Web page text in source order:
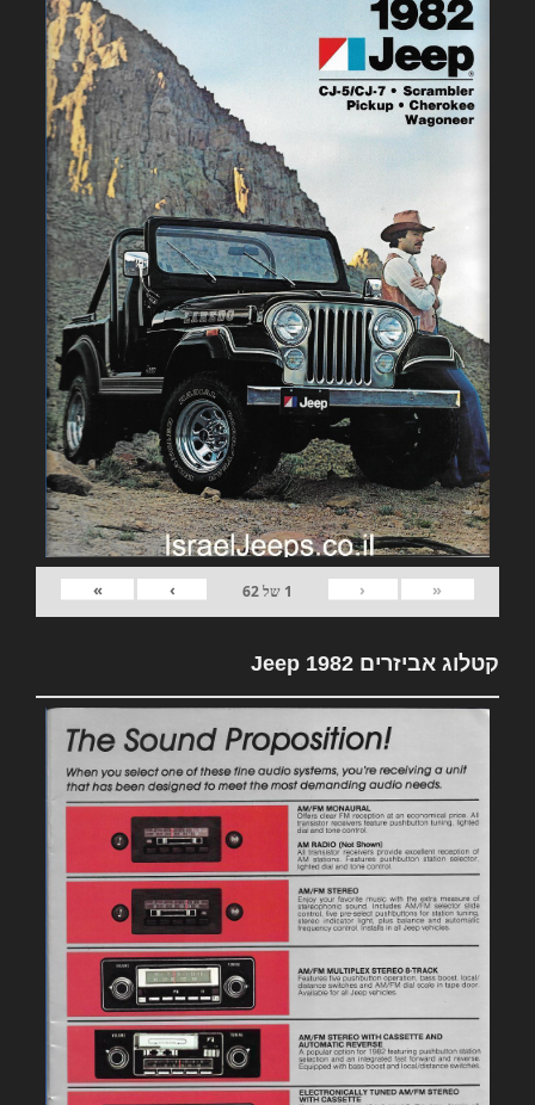
«
‹
1 של62
›
»
קטלוג אביזרים 1982 Jeep